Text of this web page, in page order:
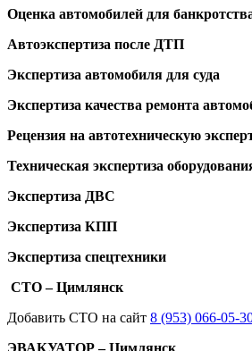
Оценка автомобилей для
Автоэкспертиза после ДТП
Экспертиза автомобиля для суда
Экспертиза качества ремонта
Рецензия на автотехническую
Техническая экспертиза
Экспертиза ДВС
Экспертиза КПП
Экспертиза спецтехники
СТО – Цимлянск
Добавить СТО на сайт 8 (953) 066-05-
ЭВАКУАТОР – Цимлянск